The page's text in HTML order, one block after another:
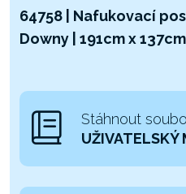
64758 | Nafukovací
Downy | 191cm x
Stáhnout
UŽIVATELSKÝ